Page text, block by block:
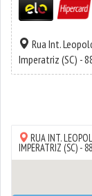
Rua Int.
Imperatriz (SC) -
RUA INT.
IMPERATRIZ (SC) -